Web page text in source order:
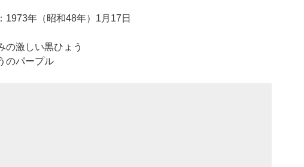
1973年（昭和48年）1月17日
激しい黒ひょう
のパープル